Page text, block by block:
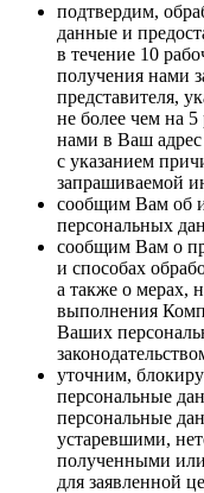
подтвердим,
данные и
в течение 10
получения нами
представителя,
не более чем на
нами в Ваш
с указанием
запрашиваемой
сообщим Вам об
персональных
сообщим Вам о
и способах
а также о мерах,
выполнения
Ваших
уточним,
персональные
персональные
устаревшими,
полученными
для заявленной